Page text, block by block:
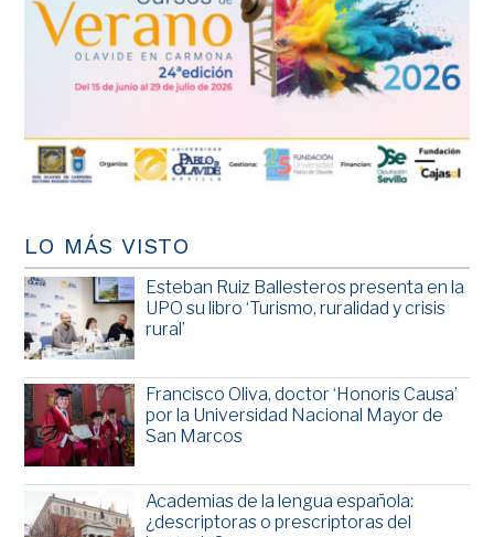
LO MÁS VISTO
Esteban Ruiz Ballesteros presenta en la
UPO su libro ‘Turismo, ruralidad y crisis
rural’
Francisco Oliva, doctor ‘Honoris Causa’
por la Universidad Nacional Mayor de
San Marcos
Academias de la lengua española:
¿descriptoras o prescriptoras del